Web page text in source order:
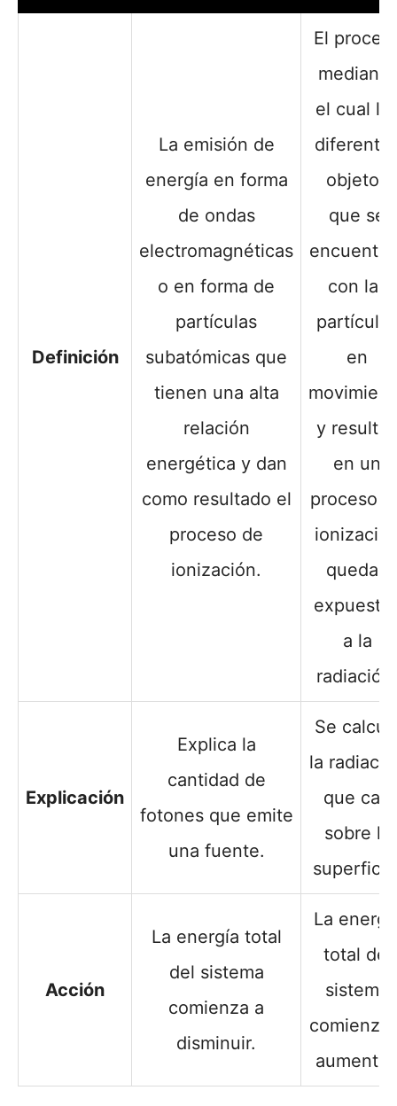
Definición
La emisión de
energía en forma
de ondas
electromagnéticas
o en forma de
partículas
subatómicas que
tienen una alta
relación
energética y dan
como resultado el
proceso de
ionización.
El
mediante
el cual
objetos
que se
con las
partículas
en
y
en un
proceso
quedan
a la
radiación.
Explicación
Explica la
cantidad de
fotones que emite
una fuente.
Se
la
que cae
sobre la
Acción
La energía total
del sistema
comienza a
disminuir.
La
total del
sistema
comienza